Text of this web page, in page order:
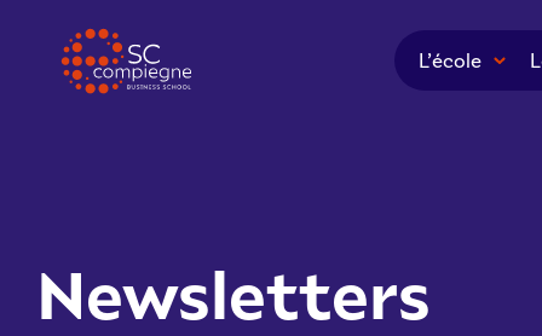
L’école
Newsletters